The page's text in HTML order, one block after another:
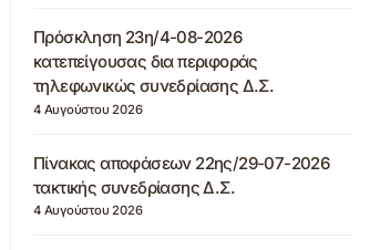
Πρόσκληση 23η/4-08-2026
κατεπείγουσας δια περιφοράς
τηλεφωνικώς συνεδρίασης Δ.Σ.
4 Αυγούστου 2026
Πίνακας αποφάσεων 22ης/29-07-2026
τακτικής συνεδρίασης Δ.Σ.
4 Αυγούστου 2026